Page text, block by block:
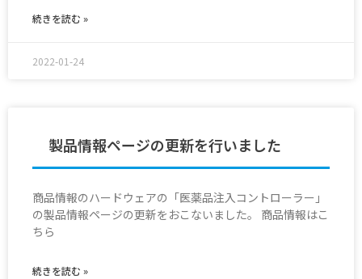
続きを読む »
2022-01-24
製品情報ページの更新を行いました
商品情報のハードウェアの「医薬品注入コントローラー」
の製品情報ページの更新をおこないました。 商品情報はこ
ちら
続きを読む »